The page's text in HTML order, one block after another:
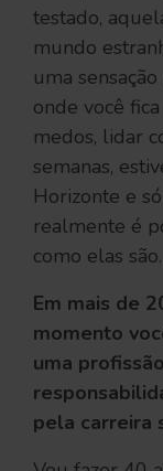
testado,
mundo
uma
onde você
medos, lidar
semanas,
Horizonte e
realmente é
como elas são.
Em mais de
momento
uma
pela carreira